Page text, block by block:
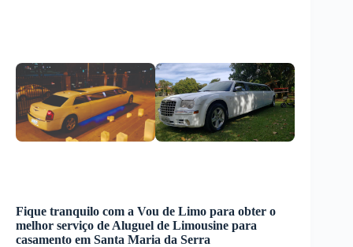
Fique tranquilo com a Vou de Limo para obter o
melhor serviço de Aluguel de Limousine para
casamento em Santa Maria da Serra